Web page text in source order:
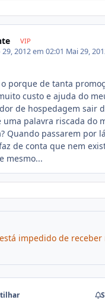
VIP
29, 2012 em 02:01 Mai 29,
porque de tanta
custo e ajuda do
de hospedagem sair
palavra riscada do
Quando passarem por
de conta que nem
mesmo...
impedido de receber